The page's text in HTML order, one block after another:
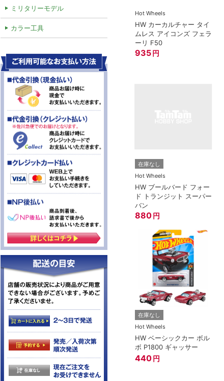
Hot Wheels
HW カーカルチャー タイ
ムレス アイコンズ フェラ
ーリ F50
935 円
在庫なし
Hot Wheels
HW ブールバード フォー
ド トランジット スーパー
バン
880 円
在庫なし
Hot Wheels
HW ベーシックカー ボル
ボ P1800 ギャッサー
440 円
ミリタリーモデル
カラー工具